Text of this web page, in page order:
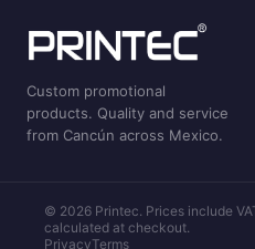
Custom promotional
products. Quality and service
from Cancún across Mexico.
© 2026 Printec. Prices include
calculated at checkout.
PrivacyTerms